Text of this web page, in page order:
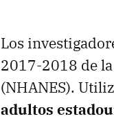
Los
2017-2018 de
(NHANES).
adultos